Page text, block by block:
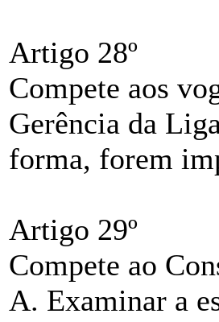
Artigo 28º
Compete aos
Gerência da
forma, forem
Artigo 29º
Compete ao
A. Examinar a